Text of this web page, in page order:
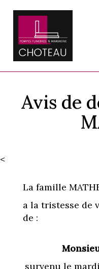
Avis de
<
La famille
a la tristesse de
de :
survenu le